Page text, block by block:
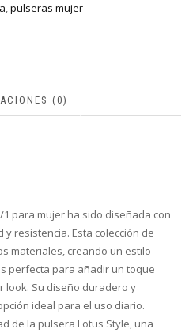
,pulseras mujer
(0)
1 para mujer ha sido diseñada con
resistencia. Esta colección de
materiales, creando un estilo
perfecta para añadir un toque
look. Su diseño duradero y
ideal para el uso diario.
de la pulsera Lotus Style, una